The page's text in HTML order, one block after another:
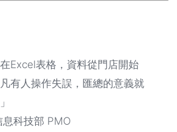
在Excel表格，資料從門店開始
有人操作失誤，匯總的意義就
科技部 PMO